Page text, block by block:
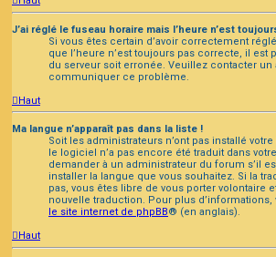
J’ai réglé le fuseau horaire mais l’heure n’est
Si vous êtes certain d’avoir correctement
que l’heure n’est toujours pas correcte, il est
du serveur soit erronée. Veuillez contacter
communiquer ce problème.
Haut
Ma langue n’apparaît pas dans la liste !
Soit les administrateurs n’ont pas installé
le logiciel n’a pas encore été traduit dans
demander à un administrateur du forum s’il
installer la langue que vous souhaitez. Si la
pas, vous êtes libre de vous porter volontaire
nouvelle traduction. Pour plus
le site internet de phpBB® (en anglais).
Haut